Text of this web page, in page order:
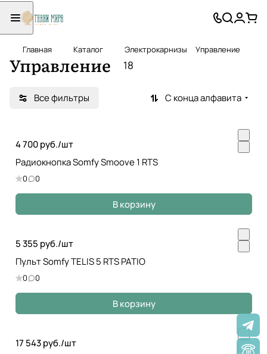
Главная Каталог Электрокарнизы Управление
Управление 18
Все фильтры С конца алфавита
4 700 руб./шт
Радиокнопка Somfy Smoove 1 RTS
0 0
В корзину
5 355 руб./шт
Пульт Somfy TELIS 5 RTS PATIO
0 0
В корзину
17 543 руб./шт